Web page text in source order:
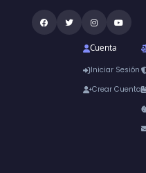
Cuenta
Iniciar Sesión
Crear Cuenta